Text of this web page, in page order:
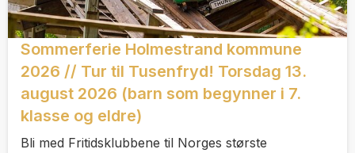
Sommerferie Holmestrand kommune
2026 // Tur til Tusenfryd! Torsdag 13.
august 2026 (barn som begynner i 7.
klasse og eldre)
Bli med Fritidsklubbene til Norges største